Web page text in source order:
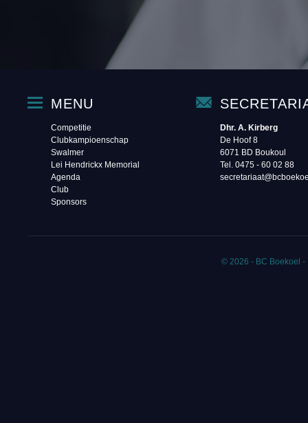
MENU
Competitie
Clubkampioenschap
Swalmer
Lei Hendrickx Memorial
Agenda
Club
Sponsors
Dhr. A. Kirberg
De Hoof 8
6071 BD Boukoul
Tel. 0475 - 60 02 88‬
© 2026 - BC Boekoel